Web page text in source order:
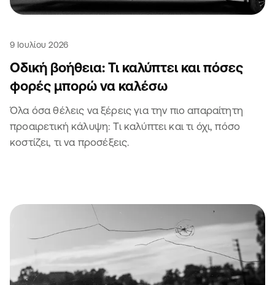
9 Ιουλίου 2026
Οδική βοήθεια: Τι καλύπτει και πόσες
φορές μπορώ να καλέσω
Όλα όσα θέλεις να ξέρεις για την πιο απαραίτητη
προαιρετική κάλυψη: Τι καλύπτει και τι όχι, πόσο
κοστίζει, τι να προσέξεις.